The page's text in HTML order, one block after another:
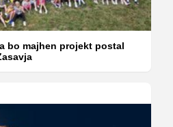
bo majhen projekt postal